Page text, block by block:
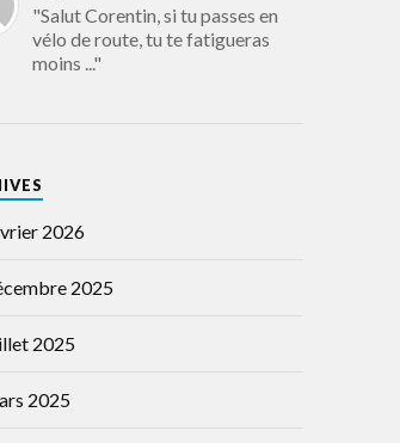
"Salut Corentin, si tu passes en
vélo de route, tu te fatigueras
moins ..."
2026
2025
2025
2025